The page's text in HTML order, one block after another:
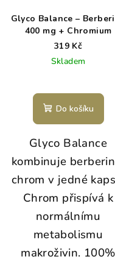
Glyco Balance –
400 mg + Chromium
319 Kč
Skladem
Do košíku
Glyco Balance
kombinuje
chrom v jedné
Chrom přispívá k
normálnímu
metabolismu
makroživin. 100%